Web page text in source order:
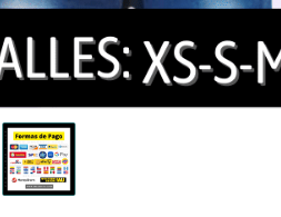
para hombre, de